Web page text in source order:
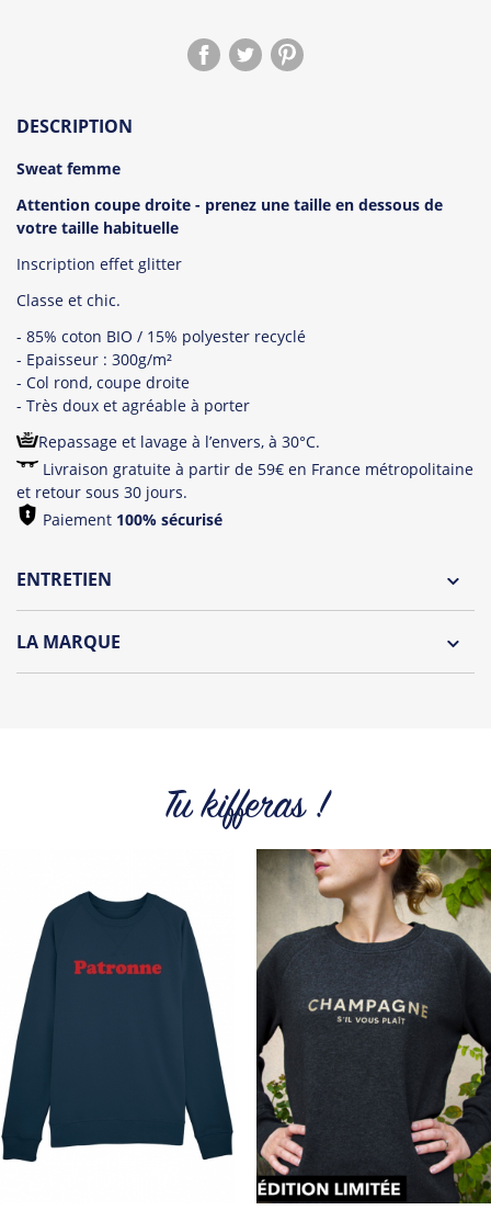
DESCRIPTION
Sweat femme
Attention coupe droite - prenez une taille en dessous de
votre taille habituelle
Inscription effet glitter
Classe et chic.
- 85% coton BIO / 15% polyester recyclé
- Epaisseur : 300g/m²
- Col rond, coupe droite
- Très doux et agréable à porter
Repassage et lavage à l’envers, à 30°C.
Livraison gratuite à partir de 59€ en France métropolitaine
et retour sous 30 jours.
Paiement 100% sécurisé
ENTRETIEN
LA MARQUE
Tu kifferas !